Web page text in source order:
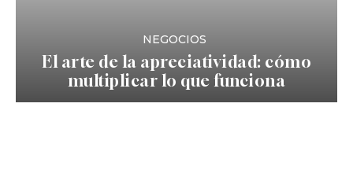
NEGOCIOS
El arte de la apreciatividad: cómo
multiplicar lo que funciona